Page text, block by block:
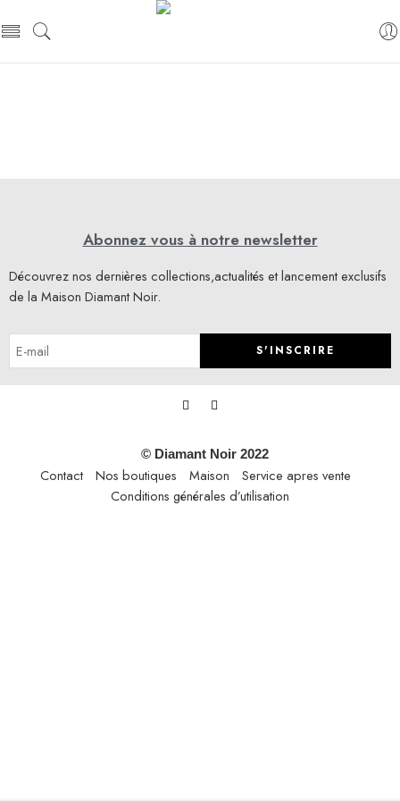
Abonnez vous à notre newsletter
Découvrez nos dernières collections,actualités et lancement exclusifs
de la Maison Diamant Noir.
S'INSCRIRE
© Diamant Noir 2022
Contact Nos boutiques Maison
Service apres vente
Conditions générales d’utilisation